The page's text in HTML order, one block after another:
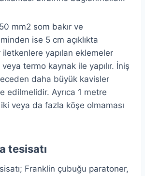
mm2 som bakır ve
ise 5 cm açıklıkta
iletkenlere yapılan eklemeler
termo kaynak ile yapılır. İniş
daha büyük kavisler
edilmelidir. Ayrıca 1 metre
veya da fazla köşe olmaması
tesisatı
Franklin çubuğu paratoner,